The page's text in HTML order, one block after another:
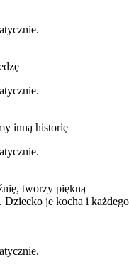
inną historię
tworzy piękną
Dziecko je kocha i każdego